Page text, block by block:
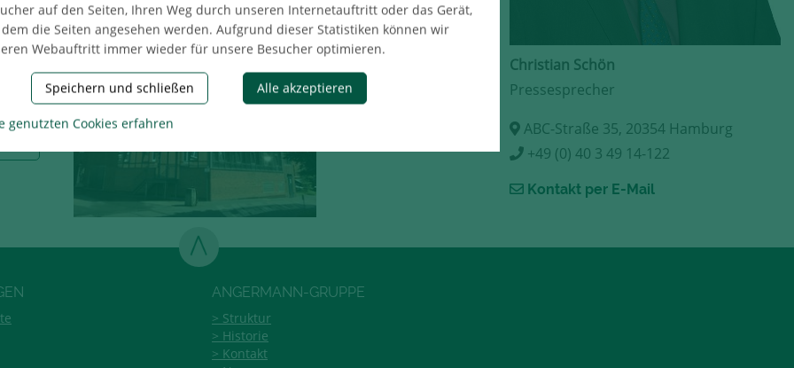
Christian Schön
Pressesprecher
ABC-Straße 35, 20354 Hamburg
+49 (0) 40 3 49 14-122
Kontakt per E-Mail
ANGERMANN-GRUPPE
Struktur
Historie
Kontakt
auf den Seiten, Ihren Weg durch unseren Internetauftritt oder das Gerät,
die Seiten angesehen werden. Aufgrund dieser Statistiken können wir
Webauftritt immer wieder für unsere Besucher optimieren.
Speichern und schließen Alle akzeptieren
genutzten Cookies erfahren